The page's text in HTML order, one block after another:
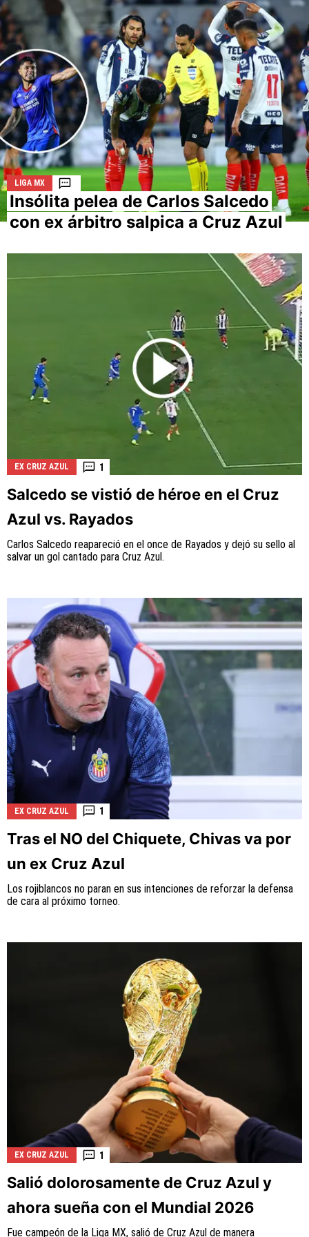
La aceptación de una de las ofertas presentadas en esta
página puede dar lugar a un pago aVamos Azul. Este pago
puede influir en cómo y dónde aparecen los operadores de
juego en la página y en el orden en que aparecen, pero no
influye en nuestras evaluaciones.
LIGA MX
Insólita pelea de Carlos Salcedo
con ex árbitro salpica a Cruz Azul
EX CRUZ AZUL 1
Salcedo se vistió de héroe en el Cruz
Azul vs. Rayados
Carlos Salcedo reapareció en el once de Rayados y dejó su sello al
salvar un gol cantado para Cruz Azul.
EX CRUZ AZUL 1
Tras el NO del Chiquete, Chivas va por
un ex Cruz Azul
Los rojiblancos no paran en sus intenciones de reforzar la defensa
de cara al próximo torneo.
EX CRUZ AZUL 1
Salió dolorosamente de Cruz Azul y
ahora sueña con el Mundial 2026
Fue campeón de la Liga MX, salió de Cruz Azul de manera